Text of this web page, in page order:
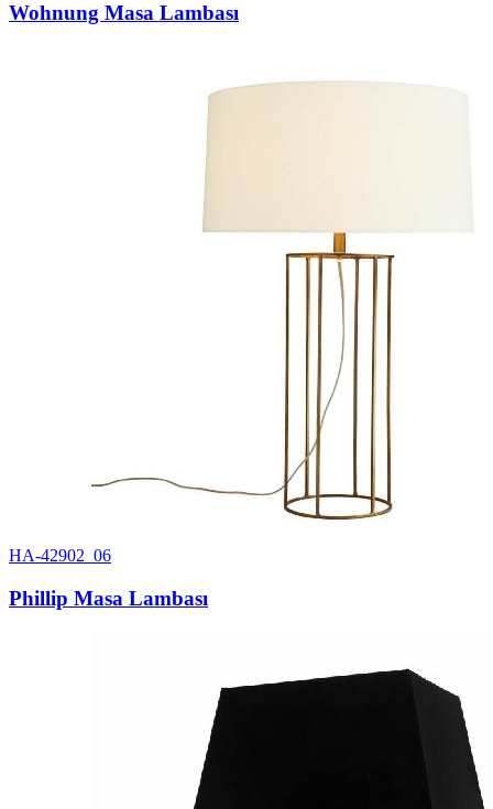
Wohnung Masa Lambası
HA-42902_06
Phillip Masa Lambası